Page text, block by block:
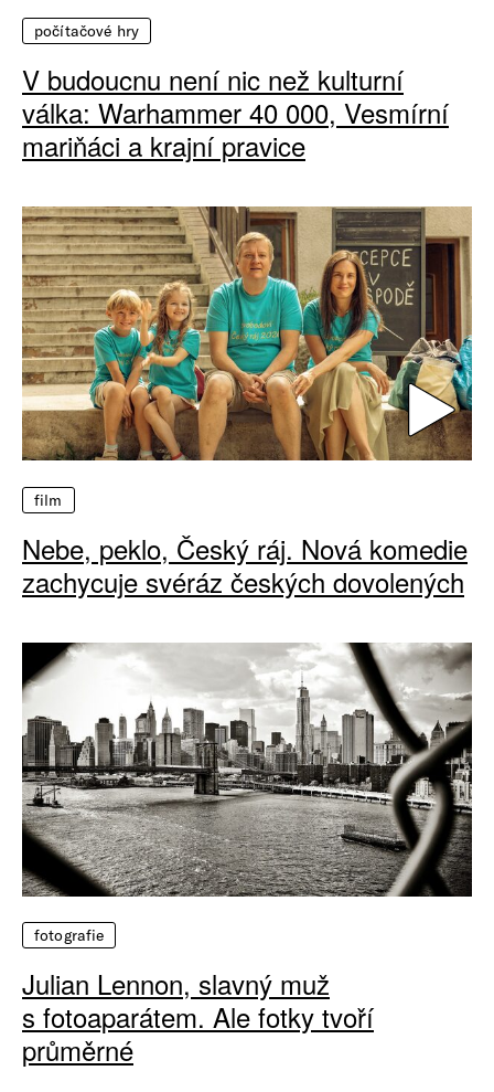
počítačové hry
V budoucnu není nic než kulturní
válka: Warhammer 40 000, Vesmírní
mariňáci a krajní pravice
film
Nebe, peklo, Český ráj. Nová komedie
zachycuje svéráz českých dovolených
fotografie
Julian Lennon, slavný muž
s fotoaparátem. Ale fotky tvoří
průměrné